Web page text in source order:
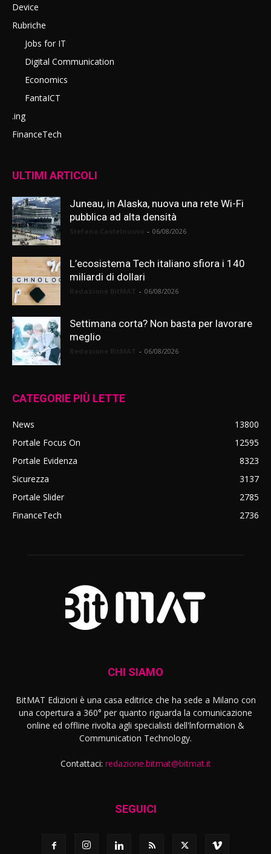
Device
Rubriche
Jobs for IT
Digital Communication
Economics
FantaICT
.ing
FinanceTech
ULTIMI ARTICOLI
Juneau, in Alaska, nuova una rete Wi-Fi
pubblica ad alta densità
- 06/08/2026
L’ecosistema Tech italiano sfiora i 140
miliardi di dollari
- 06/08/2026
Settimana corta? Non basta per lavorare
meglio
- 06/08/2026
CATEGORIE PIÙ LETTE
News
13800
Portale Focus On
12595
Portale Evidenza
8323
Sicurezza
3137
Portale Slider
2785
FinanceTech
2736
CHI SIAMO
BitMAT Edizioni è una casa editrice che ha sede a Milano con
una copertura a 360° per quanto riguarda la comunicazione
online ed offline rivolta agli specialisti dell'lnformation &
Communication Technology.
Contattaci: redazione.bitmat@bitmat.it
SEGUICI